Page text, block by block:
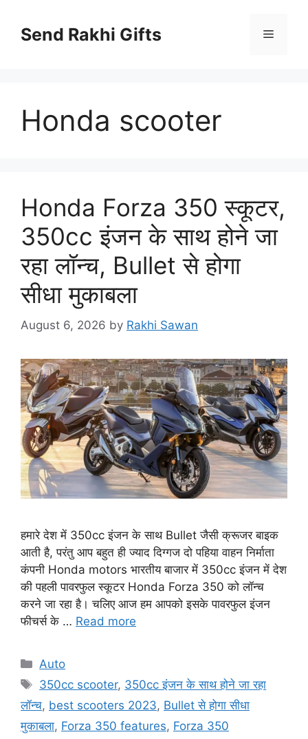
contentSend Rakhi Gifts Menu
Honda scooter
Honda Forza 350 स्कूटर,
350cc इंजन के साथ होने जा
रहा लॉन्च, Bullet से होगा
सीधा मुकाबला
August 6, 2026 by Rakhi Sawan
हमारे देश में 350cc इंजन के साथ Bullet जैसी क्रूजर बाइक
आती है, परंतु आप बहुत ही ज्याद दिग्गज दो पहिया वाहन निर्माता
कंपनी Honda motors भारतीय बाजार में 350cc इंजन में देश
की पहली पावरफुल स्कूटर Honda Forza 350 को लॉन्च
करने जा रहा है। चलिए आज हम आपको इसके पावरफुल इंजन
फीचर्स के … Read more
Categories
Auto
Tags
350cc scooter, 350cc इंजन के साथ होने जा रहा
लॉन्च, best scooters 2023, Bullet से होगा सीधा
मुकाबला, Forza 350 features, Forza 350